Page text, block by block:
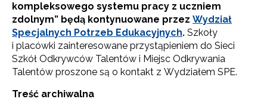
kompleksowego systemu pracy z uczniem
zdolnym” będą kontynuowane przez Wydział
Specjalnych Potrzeb Edukacyjnych. Szkoły
i placówki zainteresowane przystąpieniem do Sieci
Szkół Odkrywców Talentów i Miejsc Odkrywania
Talentów proszone są o kontakt z Wydziałem SPE.
Treść archiwalna